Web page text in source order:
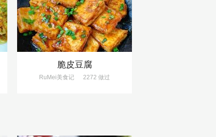
脆皮豆腐
RuMei美食记 2272 做过